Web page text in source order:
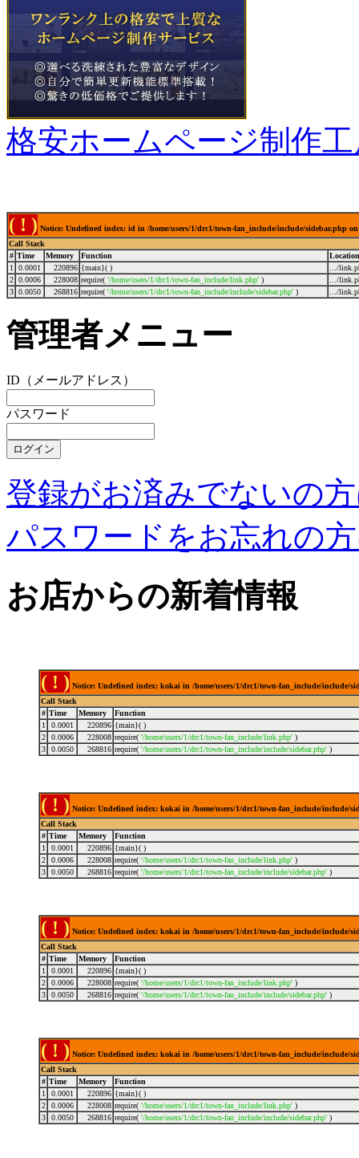
格安ホームページ制作
( ! ) Notice: Undefined index: id in /home/users/1/drc1/town-fan_include/include/sidebar.php
Call Stack
# Time Memory Function
Location
1
0.0001 220896 {main}( )
.../
2 0.0006 228008 require( '/home/users/1/drc1/town-fan_include/link.php' )
.../
3 0.0050 268816 require( '/home/users/1/drc1/town-fan_include/include/sidebar.php' ) .../
管理者メニュー
ID（メールアドレス）
パスワード
登録がお済みでないの
パスワードをお忘れの
お店からの新着情報
( ! ) Notice: Undefined index: kokai in /home/users/1/drc1/town-fan_include/include/
Call Stack
# Time Memory
Function
1
0.0001 220896 {main}( )
2
0.0006 228008 require( '/home/users/1/drc1/town-fan_include/link.php' )
3
0.0050 268816 require( '/home/users/1/drc1/town-fan_include/include/sidebar.php' )
( ! ) Notice: Undefined index: kokai in /home/users/1/drc1/town-fan_include/include/
Call Stack
# Time Memory
Function
1
0.0001 220896 {main}( )
2
0.0006 228008 require( '/home/users/1/drc1/town-fan_include/link.php' )
3
0.0050 268816 require( '/home/users/1/drc1/town-fan_include/include/sidebar.php' )
( ! ) Notice: Undefined index: kokai in /home/users/1/drc1/town-fan_include/include/
Call Stack
# Time Memory
Function
1
0.0001 220896 {main}( )
2
0.0006 228008 require( '/home/users/1/drc1/town-fan_include/link.php' )
3
0.0050 268816 require( '/home/users/1/drc1/town-fan_include/include/sidebar.php' )
( ! ) Notice: Undefined index: kokai in /home/users/1/drc1/town-fan_include/include/
Call Stack
# Time Memory
Function
1
0.0001 220896 {main}( )
2
0.0006 228008 require( '/home/users/1/drc1/town-fan_include/link.php' )
3
0.0050 268816 require( '/home/users/1/drc1/town-fan_include/include/sidebar.php' )